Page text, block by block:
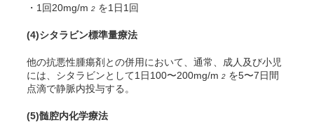
・1回20mg/m 2 を1日1回
(4)シタラビン標準量療法
他の抗悪性腫瘍剤との併用において、通常、成人及び小児
には、シタラビンとして1日100〜200mg/m 2 を5〜7日間
点滴で静脈内投与する。
(5)髄腔内化学療法